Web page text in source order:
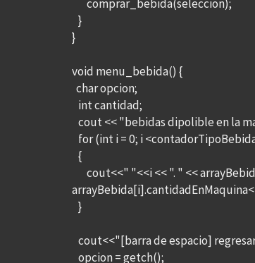
comprar_bebida(seleccion);
}
}
void menu_bebida() {
char opcion;
int cantidad;
cout << "bebidas dipolible en la
for (int i = 0; i
{
cout<<" "<<i << ". " <<
}
cout<<"[barra de espacio]
opcion = getch();